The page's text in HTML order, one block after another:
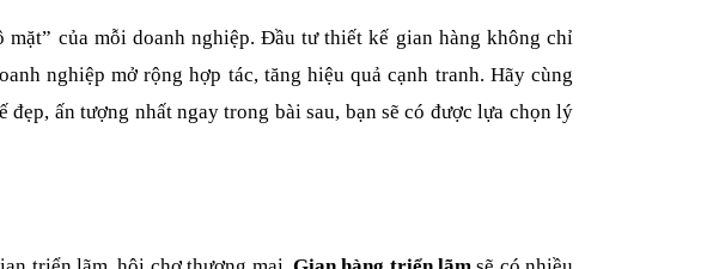
của mỗi doanh nghiệp. Đầu tư thiết kế gian hàng không chỉ
nghiệp mở rộng hợp tác, tăng hiệu quả cạnh tranh. Hãy cùng
ấn tượng nhất ngay trong bài sau, bạn sẽ có được lựa chọn lý